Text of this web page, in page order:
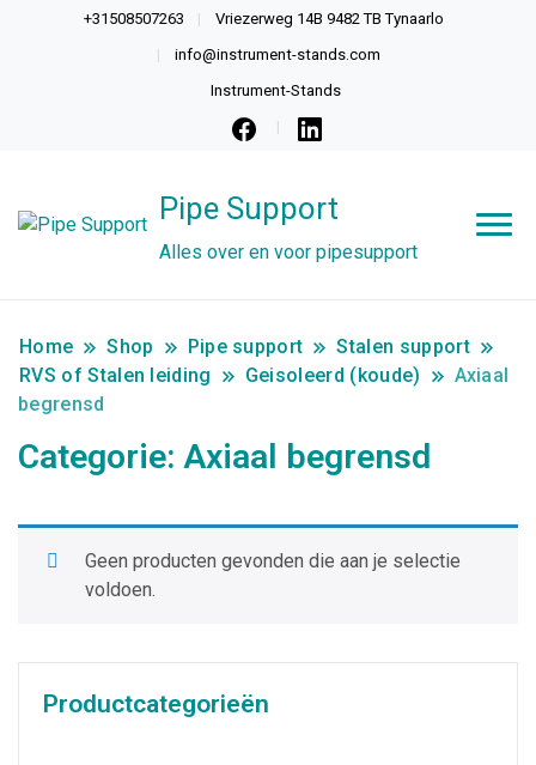
+31508507263 Vriezerweg 14B 9482 TB Tynaarlo
info@instrument-stands.com
Instrument-Stands
Pipe Support
Alles over en voor pipesupport
Home Shop Pipe support
Stalen support
RVS of Stalen leiding
Geisoleerd (koude)
Axiaal
begrensd
Categorie: Axiaal begrensd
Geen producten gevonden die aan je selectie
voldoen.
Productcategorieën